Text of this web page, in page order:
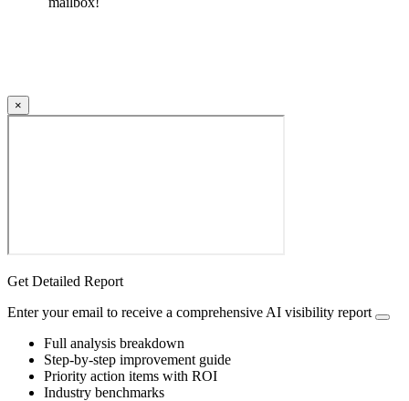
×
Get Detailed Report
Enter your email to receive a comprehensive AI visibility report
Full analysis breakdown
Step-by-step improvement guide
Priority action items with ROI
Industry benchmarks